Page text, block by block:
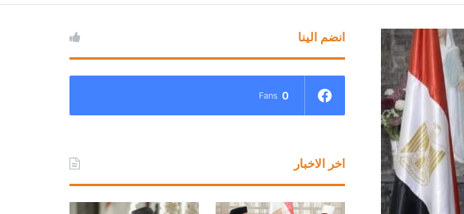
انضم الينا
0
Fans
اخر الاخبار